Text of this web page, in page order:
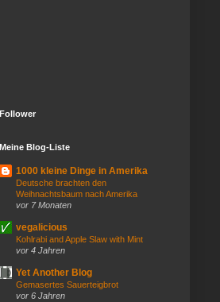
Follower
Meine Blog-Liste
1000 kleine Dinge in Amerika
Deutsche brachten den
Weihnachtsbaum nach Amerika
vor 7 Monaten
vegalicious
Kohlrabi and Apple Slaw with Mint
vor 4 Jahren
Yet Another Blog
Gemasertes Sauerteigbrot
vor 6 Jahren